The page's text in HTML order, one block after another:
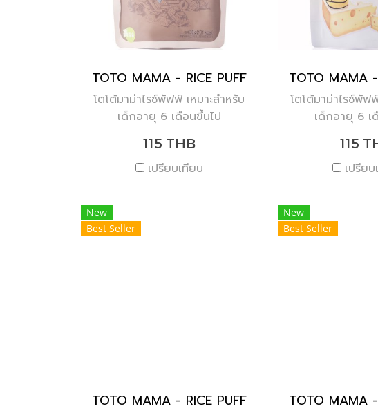
TOTO MAMA - RICE PUFF
โตโต้มาม่าไรซ์พัฟฟ์ เหมาะสำหรับ
เด็กอายุ 6 เดือนขึ้นไป
115 THB
เปรียบเทียบ
TOTO MAMA
โตโต้มาม่าไรซ์พัฟ
เด็กอายุ 6 เ
115
เปรีย
New
Best Seller
TOTO MAMA - RICE PUFF
New
Best Seller
TOTO MAMA